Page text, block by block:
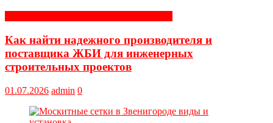
Как найти надежного производителя и
поставщика ЖБИ для инженерных
строительных проектов
01.07.2026 admin 0